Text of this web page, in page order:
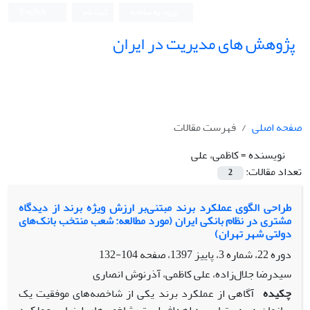
پژوهش های مدیریت در ایران
صفحه اصلی
فهرست مقالات
نویسنده =کاظمی، علی
تعداد مقالات:
2
طراحی الگوی عملکرد برند مبتنی‌بر ارزش ویژه برند از دیدگاه
مشتری در نظام بانکی ایران (مورد مطالعه: شعب منتخب بانک‌های
دولتی شهر تهران)
دوره 22، شماره 3، پاییز 1397، صفحه
104-132
سیدرضا جلال‌زاده، علی کاظمی، آذرنوش انصاری
چکیده آگاهی از عملکرد برند یکی از شاخصه‌های موفقیت یک